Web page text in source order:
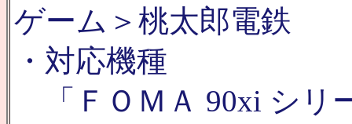
ゲーム＞桃太郎電鉄
・対応機種
「ＦＯＭＡ 90xi シリ